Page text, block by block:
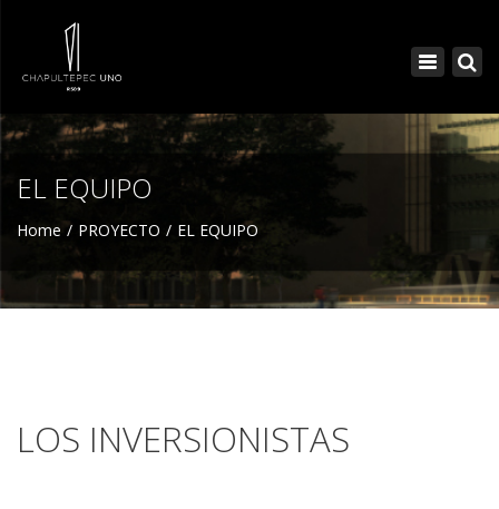
Toggle
EL EQUIPO
Home PROYECTO EL EQUIPO
LOS INVERSIONISTAS